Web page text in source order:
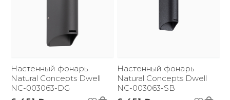
Настенный фонарь
Natural Concepts Dwell
NC-003063-DG
Настенный фонарь
Natural Concepts Dwell
NC-003063-SB